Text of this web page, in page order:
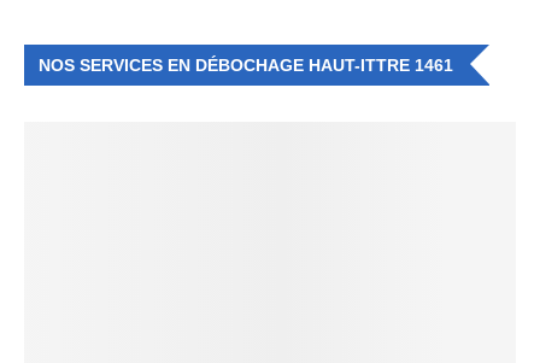
NOS SERVICES EN DÉBOCHAGE HAUT-ITTRE 1461